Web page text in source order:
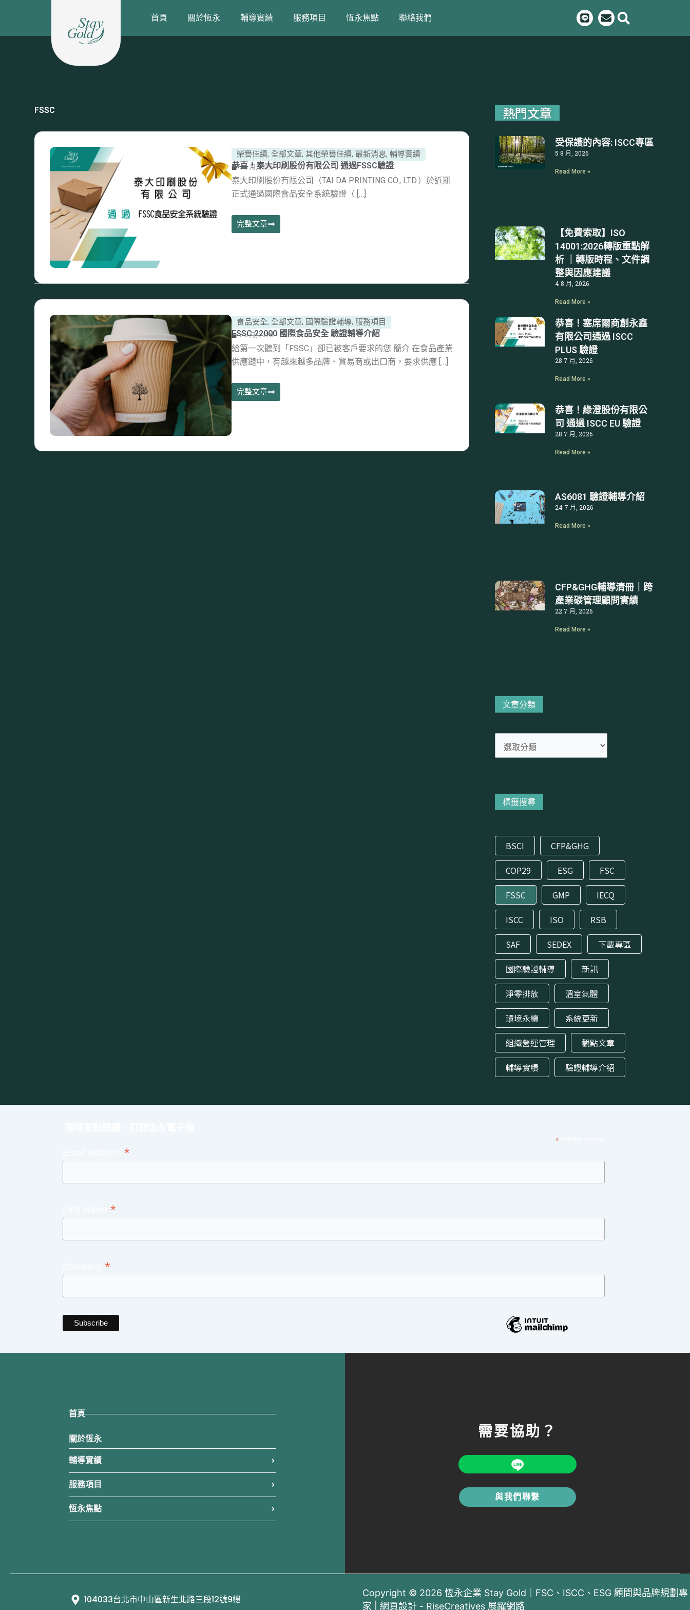
首頁 關於恆永 輔導實績 服務項目 恆永焦點 聯絡我們
L
i
n
E
n
v
FSSC
榮譽佳績,全部文章,其他榮譽佳績, 最新消息,輔導實績
恭喜！泰大印刷股份有限公司 通過FSSC驗證
7 5 月, 2025
泰大印刷股份有限公司（TAI DA PRINTING CO., LTD.）於近期
正式通過國際食品安全系統驗證（ […]
完整文章
食品安全,全部文章, 國際驗證輔導, 服務項目
FSSC 22000 國際食品安全 驗證輔導介紹
7 5 月, 2025
給第一次聽到「FSSC」卻已被客戶要求的您 簡介 在食品產業
供應鏈中，有越來越多品牌、貿易商或出口商，要求供應 […]
完整文章
熱門文章
受保護的內容: ISCC專區
5 8 月, 2026
Read More »
【免費索取】ISO
14001:2026轉版重點解
析 ｜轉版時程、文件調
整與因應建議
4 8 月, 2026
Read More »
恭喜！塞席爾商創永鑫
有限公司通過 ISCC
PLUS 驗證
28 7 月, 2026
Read More »
恭喜！綠澄股份有限公
司 通過 ISCC EU 驗證
28 7 月, 2026
Read More »
AS6081 驗證輔導介紹
24 7 月, 2026
Read More »
CFP&GHG輔導清冊｜跨
產業碳管理顧問實績
22 7 月, 2026
Read More »
文章分類
標籤搜尋
BSCI
CFP&GHG
COP29
ESG
FSC
FSSC
GMP
IECQ
ISCC
ISO
RSB
SAF
SEDEX
下載專區
國際驗證輔導
新訊
淨零排放
溫室氣體
環境永續
系統更新
組織營運管理
觀點文章
輔導實績
驗證輔導介紹
*
*
*
*
首頁
關於恆永
輔導實績
服務項目
恆永焦點
需要協助？
與我們聯繫
104033台北市中山區新生北路三段12號9樓
Copyright © 2026 恆永企業 Stay Gold｜FSC、ISCC、ESG 顧問與品牌規劃專
家 | 網頁設計 - RiseCreatives 展躍網路